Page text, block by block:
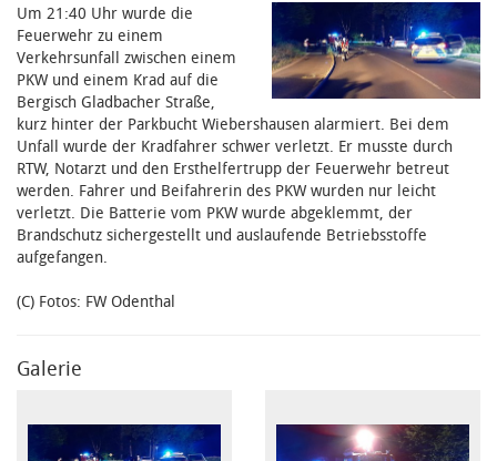
Um 21:40 Uhr wurde die
Feuerwehr zu einem
Verkehrsunfall zwischen einem
PKW und einem Krad auf die
Bergisch Gladbacher Straße,
kurz hinter der Parkbucht Wiebershausen alarmiert. Bei dem
Unfall wurde der Kradfahrer schwer verletzt. Er musste durch
RTW, Notarzt und den Ersthelfertrupp der Feuerwehr betreut
werden. Fahrer und Beifahrerin des PKW wurden nur leicht
verletzt. Die Batterie vom PKW wurde abgeklemmt, der
Brandschutz sichergestellt und auslaufende Betriebsstoffe
aufgefangen.
(C) Fotos: FW Odenthal
Galerie